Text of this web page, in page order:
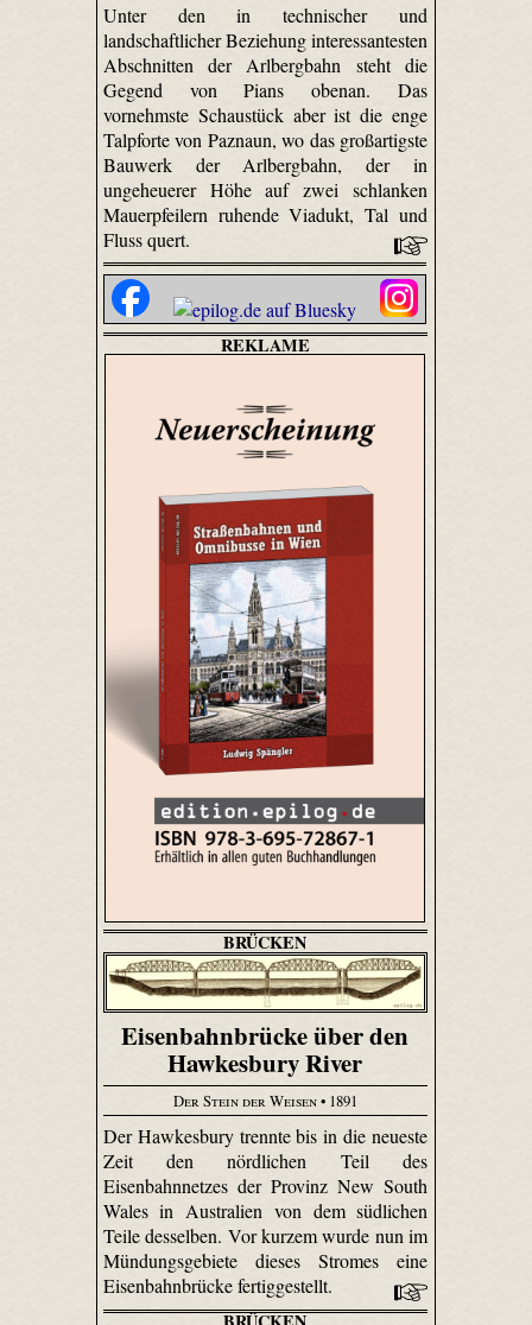
Unter den in technischer und
landschaftlicher Beziehung interessantesten
Abschnitten der Arlbergbahn steht die
Gegend von Pians obenan. Das
vornehmste Schaustück aber ist die enge
Talpforte von Paznaun, wo das großartigste
Bauwerk der Arlbergbahn, der in
ungeheuerer Höhe auf zwei schlanken
Mauerpfeilern ruhende Viadukt, Tal und
Fluss quert.
REKLAME
BRÜCKEN
Eisenbahnbrücke über den
Hawkesbury River
Der Stein der Weisen• 1891
Der Hawkes­bury trennte bis in die neueste
Zeit den nördlichen Teil des
Eisenbahnnetzes der Provinz New South
Wales in Australien von dem südlichen
Teile desselben. Vor kurzem wurde nun im
Mündungsgebiete dieses Stromes eine
Eisenbahnbrücke fertiggestellt.